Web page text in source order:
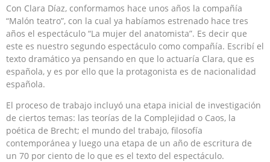
Con Clara Díaz, conformamos hace unos años la compañía
“Malón teatro”, con la cual ya habíamos estrenado hace tres
años el espectáculo “La mujer del anatomista”. Es decir que
este es nuestro segundo espectáculo como compañía. Escribí el
texto dramático ya pensando en que lo actuaría Clara, que es
española, y es por ello que la protagonista es de nacionalidad
española.
El proceso de trabajo incluyó una etapa inicial de investigación
de ciertos temas: las teorías de la Complejidad o Caos, la
poética de Brecht; el mundo del trabajo, filosofía
contemporánea y luego una etapa de un año de escritura de
un 70 por ciento de lo que es el texto del espectáculo.